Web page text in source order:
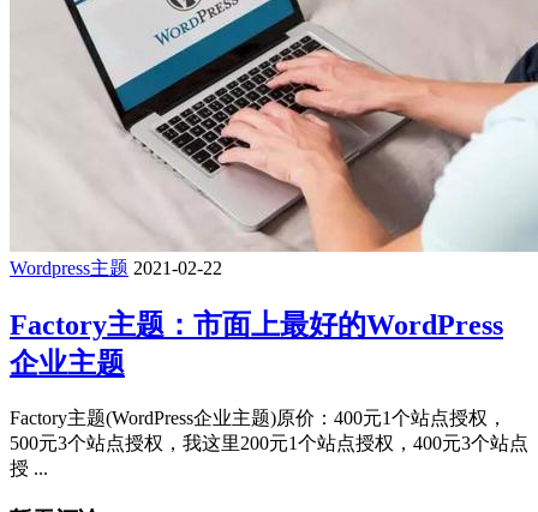
Wordpress主题 2021-02-22
Factory主题：市面上最好的WordPress
企业主题
Factory主题(WordPress企业主题)原价：400元1个站点授权，
500元3个站点授权，我这里200元1个站点授权，400元3个站点
授 ...